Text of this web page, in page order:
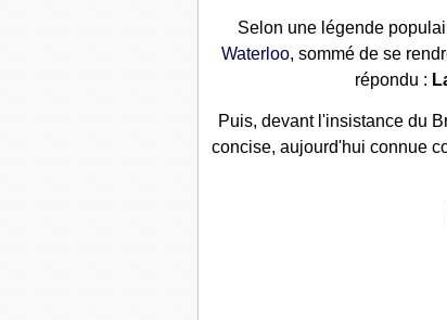
Selon une légende
Waterloo, sommé de se
répondu :
Puis, devant l'insistance du
concise, aujourd'hui connue